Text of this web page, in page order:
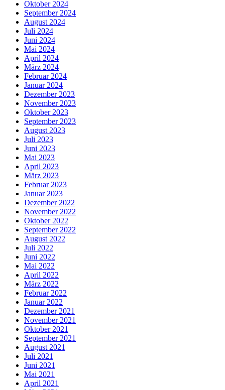
Oktober 2024
September 2024
August 2024
Juli 2024
Juni 2024
Mai 2024
April 2024
März 2024
Februar 2024
Januar 2024
Dezember 2023
November 2023
Oktober 2023
September 2023
August 2023
Juli 2023
Juni 2023
Mai 2023
April 2023
März 2023
Februar 2023
Januar 2023
Dezember 2022
November 2022
Oktober 2022
September 2022
August 2022
Juli 2022
Juni 2022
Mai 2022
April 2022
März 2022
Februar 2022
Januar 2022
Dezember 2021
November 2021
Oktober 2021
September 2021
August 2021
Juli 2021
Juni 2021
Mai 2021
April 2021